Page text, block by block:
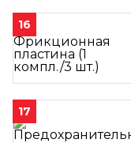
16
17